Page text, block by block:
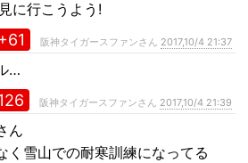
に行こうよう!
阪神タイガースファンさん 2017,10/4 21:37
…
阪神タイガースファンさん 2017,10/4 21:39
ん
く雪山での耐寒訓練になってる